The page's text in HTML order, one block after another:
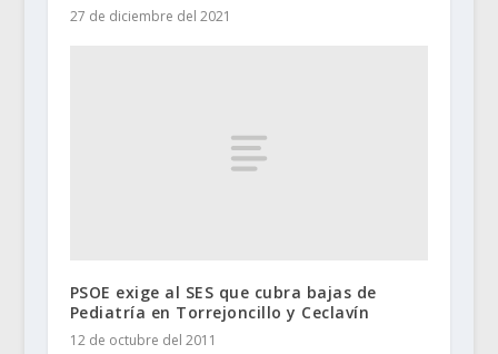
27 de diciembre del 2021
PSOE exige al SES que cubra bajas de
Pediatría en Torrejoncillo y Ceclavín
12 de octubre del 2011